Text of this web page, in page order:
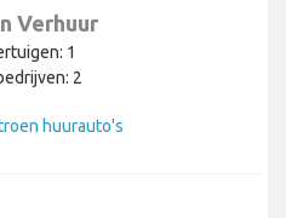
Verhuur
1
2
huurauto's